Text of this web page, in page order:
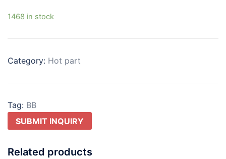
1468 in stock
Category: Hot part
Tag: BB
SUBMIT INQUIRY
Related products